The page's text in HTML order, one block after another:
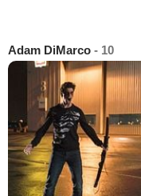
Adam DiMarco - 10